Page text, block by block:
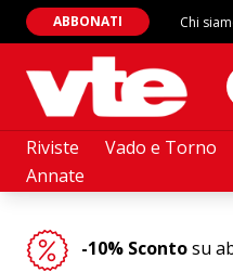
Riviste Vado e Torno
Annate
ABBONATI Chi
-10% Scontosu